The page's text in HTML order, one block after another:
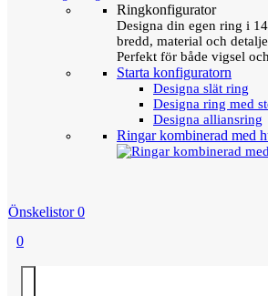
Ringkonfigurator
Designa din egen ring i
bredd, material och
Perfekt för både vigsel
Starta konfiguratorn
Designa slät ring
Designa ring med
Designa alliansring
Ringar kombinerad med
Önskelistor 0
0